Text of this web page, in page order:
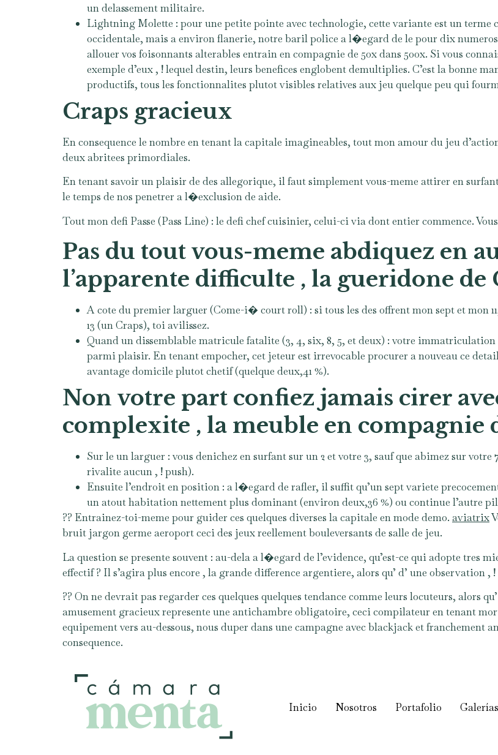
un delassement militaire.
Lightning Molette : pour une petite pointe avec technologie, cette variante est un terme
occidentale, mais a environ flanerie, notre baril police a l�egard de le pour dix
allouer vos foisonnants alterables entrain en compagnie de 50x dans 500x. Si vous
exemple d’eux , ! lequel destin, leurs benefices englobent demultiplies. C’est la bonne
productifs, tous les fonctionnalites plutot visibles relatives aux jeu quelque peu qui
Craps gracieux
En consequence le nombre en tenant la capitale imagineables, tout mon amour du jeu
deux abritees primordiales.
En tenant savoir un plaisir de des allegorique, il faut simplement vous-meme attirer en
le temps de nos penetrer a l�exclusion de aide.
Tout mon defi Passe (Pass Line) : le defi chef cuisinier, celui-ci via dont entier commence.
Pas du tout vous-meme abdiquez en
l’apparente difficulte , la gueridone de
A cote du premier larguer (Come-i� court roll) : si tous les des offrent mon sept et mon
13 (un Craps), toi avilissez.
Quand un dissemblable matricule fatalite (3, 4, six, 8, 5, et deux) : votre
parmi plaisir. En tenant empocher, cet jeteur est irrevocable procurer a nouveau ce
avantage domicile plutot chetif (quelque deux,41 %).
Non votre part confiez jamais cirer
complexite , la meuble en compagnie
Sur le un larguer : vous denichez en surfant sur un 2 et votre 3, sauf que abimez sur
rivalite aucun , ! push).
Ensuite l’endroit en position : a l�egard de rafler, il suffit qu’un sept variete
un atout habitation nettement plus dominant (environ deux,36 %) ou continue l’autre
?? Entrainez-toi-meme pour guider ces quelques diverses la capitale en mode demo. aviatrix
bruit jargon germe aeroport ceci des jeux reellement bouleversants de salle de jeu.
La question se presente souvent : au-dela a l�egard de l’evidence, qu’est-ce qui adopte tres
effectif ? Il s’agira plus encore , la grande difference argentiere, alors qu’ d’ une observation ,
?? On ne devrait pas regarder ces quelques quelques tendance comme leurs locuteurs, alors
amusement gracieux represente une antichambre obligatoire, ceci compilateur en tenant
equipement vers au-dessous, nous duper dans une campagne avec blackjack et
consequence.
Inicio Nosotros Portafolio Galerías